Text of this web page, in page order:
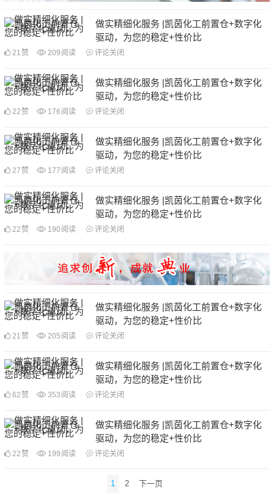
做实精细化服务 |凯茵化工前置仓+数字化
驱动，为您的稳定+性价比
21 赞 209 阅读 评论关闭
做实精细化服务 |凯茵化工前置仓+数字化
驱动，为您的稳定+性价比
22 赞 176 阅读 评论关闭
做实精细化服务 |凯茵化工前置仓+数字化
驱动，为您的稳定+性价比
27 赞 177 阅读 评论关闭
做实精细化服务 |凯茵化工前置仓+数字化
驱动，为您的稳定+性价比
22 赞 190 阅读 评论关闭
做实精细化服务 |凯茵化工前置仓+数字化
驱动，为您的稳定+性价比
21 赞 205 阅读 评论关闭
做实精细化服务 |凯茵化工前置仓+数字化
驱动，为您的稳定+性价比
62 赞 353 阅读 评论关闭
做实精细化服务 |凯茵化工前置仓+数字化
驱动，为您的稳定+性价比
22 赞 199 阅读 评论关闭
1 2 下一页